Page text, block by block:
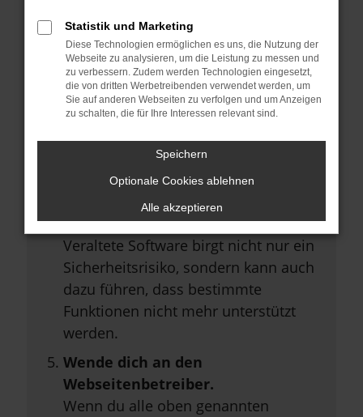
anderen Browser oder in einem
privaten Fenster?
Starte dein Gerät neu.
Das kann manchmal helfen,
Stelle sicher, dass dein Browser
und dein Betriebssystem auf dem
neuesten Stand sind.
Veraltete Software birgt nicht nur ein
Sicherheitsrisiko, sondern kann auch
dazu führen, dass bestimmte
Funktionen nicht mehr unterstützt
werden.
Wende dich an den
Webseitenbetreiber.
Wenn du alle oben genannten
Statistik und Marketing
Diese Technologien ermöglichen es uns, die Nutzung der
Webseite zu analysieren, um die Leistung zu messen und
zu verbessern. Zudem werden Technologien eingesetzt,
die von dritten Werbetreibenden verwendet werden, um
Sie auf anderen Webseiten zu verfolgen und um Anzeigen
zu schalten, die für Ihre Interessen relevant sind.
Speichern
Optionale Cookies ablehnen
Alle akzeptieren